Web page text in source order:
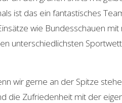
ist das ein fantastisches
wie Bundesschauen
unterschiedlichsten
wir gerne an der Spitze
die Zufriedenheit mit der